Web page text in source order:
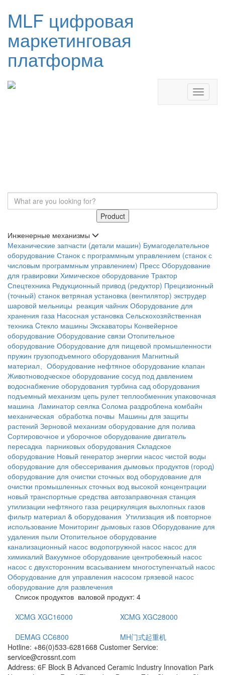
MLF цифровая
маркетинговая
платформа
Product
Инженерные механизмы
Механические запчасти (детали машин) Бумагоделательное
оборудование Станок с программным управлением (станок с
числовым программным управлением) Пресс Оборудование
для гравировки Химическое оборудование Трактор
Спецтехника Редукционный привод (редуктор) Прецизионный
(точный) станок ветряная установка (вентилятор) экструдер
шаровой мельницы реакция чайник Оборудование для
хранения газа Насосная установка Сельскохозяйственная
техника Cтекло машины Экскаваторы Конвейерное
оборудование Оборудование связи Отопительное
оборудование Оборудование для пищевой промышленности
пружин грузоподъемного оборудования Магнитный
материал、Оборудование нефтяное оборудование клапан
Животноводческое оборудование сосуд под давлением
водоснабжение оборудования турбина сад оборудования
подъемный механизм цепь рулет теплообменник упаковочная
машина Ламинатор сеялка Солома раздроблена комбайн
механическая обработка почвы Машины для защиты
растений Зерновой механизм оборудование для полива
Сортировочное и уборочное оборудование двигатель
пересадка парниковых оборудования Складское
оборудование Новый генератор энергии насос чистой воды
оборудование для обессеривания дымовых продуктов (город)
оборудование для очистки сточных вод оборудование для
очистки промышленных сточных вод высокой концентрации
новый транспортные средства автозаправочная станция
утилизации нефтяного газа рециркуляция выхлопных газов
фильтр материал & оборудования Утилизация и& повторное
использование Мониторинг дымовых газов Оборудование для
удаления пыли Отопительное оборудование
канализационный насос водопогружной насос насос для
химикалий Вакуумное оборудование центробежный насос
насос с двухсторонним всасыванием многоступенчатый насос
Оборудование для управления насосом грязевой насос
оборудование для развлечения
Список продуктов валовой продукт: 4
XCMG XGC16000
XCMG XGC28000
DEMAG CC6800
MH门式起重机
Hotline: +86(0)533-6281668 Customer Service:
service@crossnt.com
Address: 6F Block B Advanced Ceramic Industry Innovation Park